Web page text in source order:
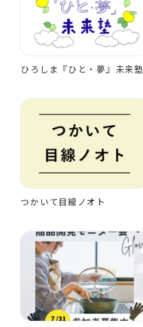
ひろしま『ひと・夢』未来塾
つかいて目線ノオト